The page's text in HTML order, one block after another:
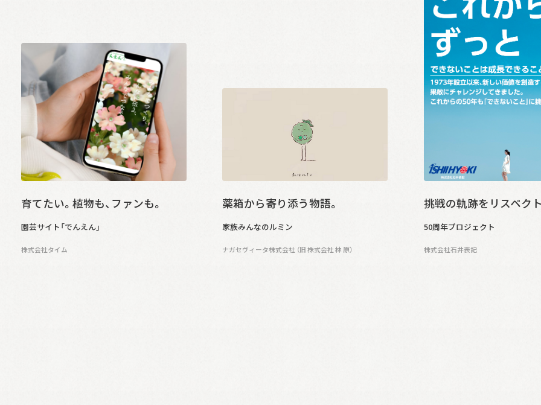
育てたい。植物も、ファンも。
園芸サイト「でんえん」
株式会社タイム
薬箱から寄り添う物語。
家族みんなのルミン
ナガセヴィータ株式会社 （旧 株式会社 林 原）
挑戦の軌跡をリスペク
50周年プロジェクト
株式会社石井表記